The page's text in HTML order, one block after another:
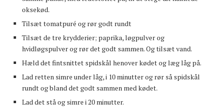
oksekød.
Tilsæt tomatpuré og rør godt rundt
Tilsæt de tre krydderier; paprika, løgpulver og
hvidløgspulver og rør det godt sammen. Og tilsæt vand.
Hæld det fintsnittet spidskål henover kødet og læg låg på.
Lad retten simre under låg, i 10 minutter og rør så spidskål
rundt og bland det godt sammen med kødet.
Lad det stå og simre i 20 minutter.